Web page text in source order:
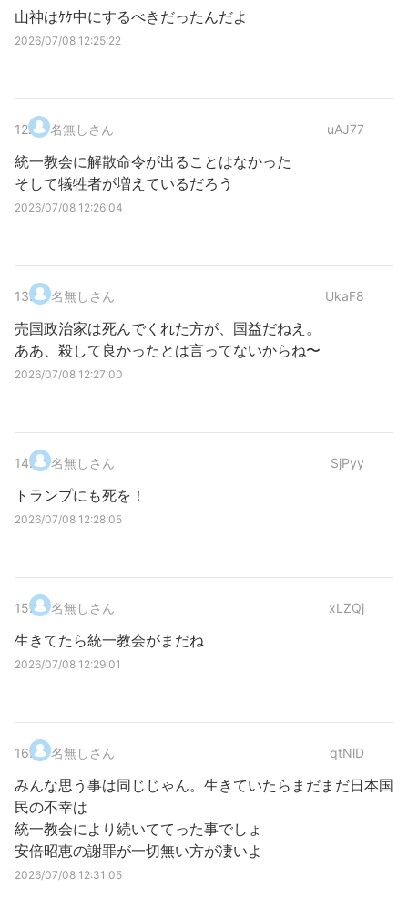
山神はｹｹ中にするべきだったんだよ
2026/07/08 12:25:22
12. 名無しさん uAJ77
統一教会に解散命令が出ることはなかった
そして犠牲者が増えているだろう
2026/07/08 12:26:04
13. 名無しさん UkaF8
売国政治家は死んでくれた方が、国益だねえ。
ああ、殺して良かったとは言ってないからね〜
2026/07/08 12:27:00
14. 名無しさん SjPyy
トランプにも死を！
2026/07/08 12:28:05
15. 名無しさん xLZQj
生きてたら統一教会がまだね
2026/07/08 12:29:01
16. 名無しさん qtNlD
みんな思う事は同じじゃん。生きていたらまだまだ日本国
民の不幸は
統一教会により続いててった事でしょ
安倍昭恵の謝罪が一切無い方が凄いよ
2026/07/08 12:31:05